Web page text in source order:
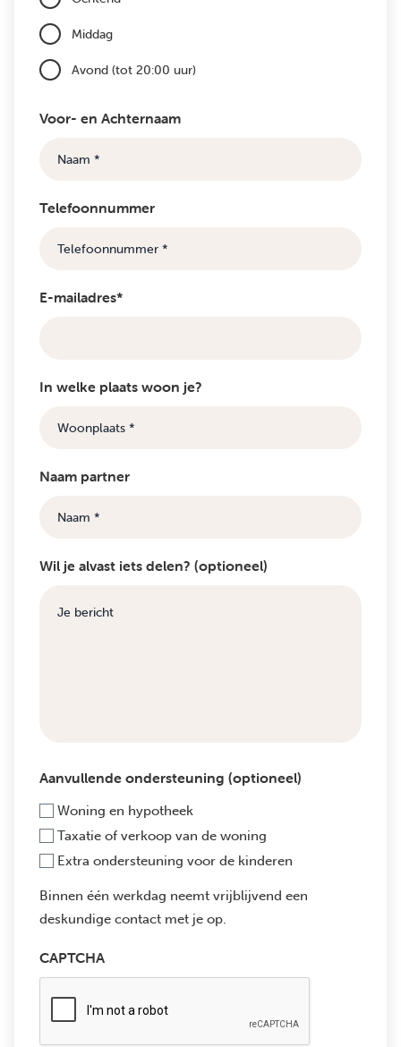
Middag
Avond (tot 20:00 uur)
Voor- en Achternaam
Telefoonnummer
E-mailadres*
In welke plaats woon je?
Naam partner
Wil je alvast iets delen? (optioneel)
Aanvullende ondersteuning (optioneel)
Woning en hypotheek
Taxatie of verkoop van de woning
Extra ondersteuning voor de kinderen
Binnen één werkdag neemt vrijblijvend een
deskundige contact met je op.
CAPTCHA